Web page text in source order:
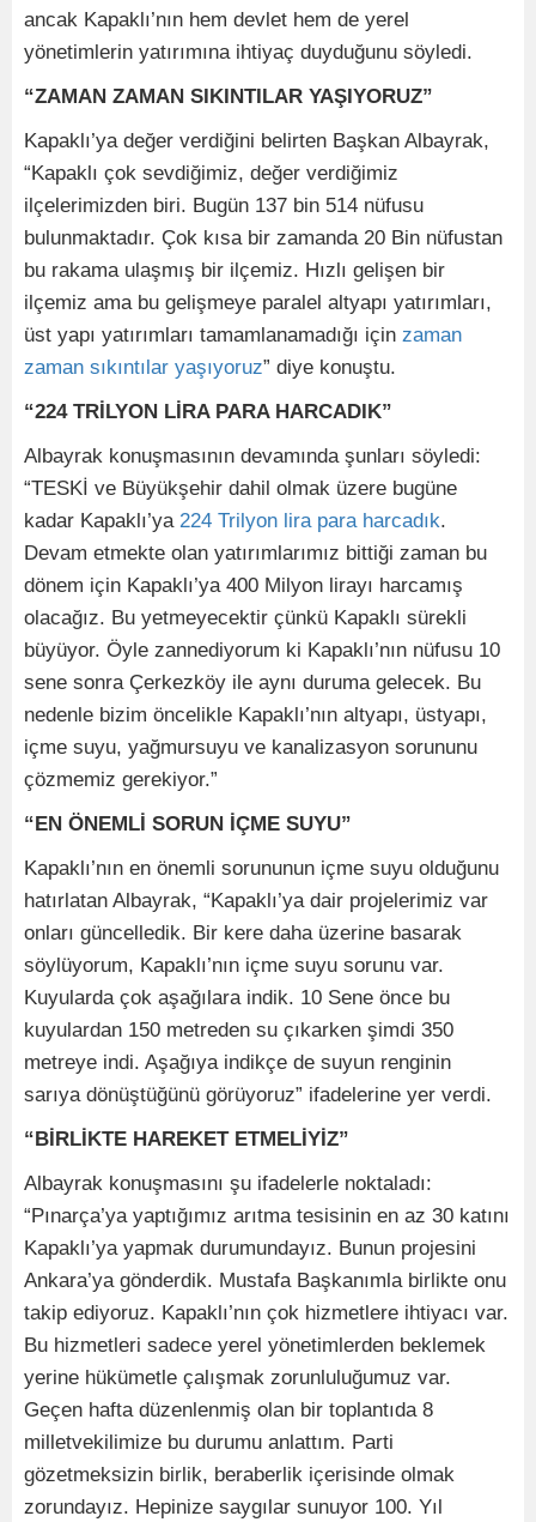
ancak Kapaklı’nın hem devlet hem de yerel
yönetimlerin yatırımına ihtiyaç duyduğunu söyledi.
“ZAMAN ZAMAN SIKINTILAR YAŞIYORUZ”
Kapaklı’ya değer verdiğini belirten Başkan Albayrak,
“Kapaklı çok sevdiğimiz, değer verdiğimiz
ilçelerimizden biri. Bugün 137 bin 514 nüfusu
bulunmaktadır. Çok kısa bir zamanda 20 Bin nüfustan
bu rakama ulaşmış bir ilçemiz. Hızlı gelişen bir
ilçemiz ama bu gelişmeye paralel altyapı yatırımları,
üst yapı yatırımları tamamlanamadığı için zaman
zaman sıkıntılar yaşıyoruz” diye konuştu.
“224 TRİLYON LİRA PARA HARCADIK”
Albayrak konuşmasının devamında şunları söyledi:
“TESKİ ve Büyükşehir dahil olmak üzere bugüne
kadar Kapaklı’ya 224 Trilyon lira para harcadık.
Devam etmekte olan yatırımlarımız bittiği zaman bu
dönem için Kapaklı’ya 400 Milyon lirayı harcamış
olacağız. Bu yetmeyecektir çünkü Kapaklı sürekli
büyüyor. Öyle zannediyorum ki Kapaklı’nın nüfusu 10
sene sonra Çerkezköy ile aynı duruma gelecek. Bu
nedenle bizim öncelikle Kapaklı’nın altyapı, üstyapı,
içme suyu, yağmursuyu ve kanalizasyon sorununu
çözmemiz gerekiyor.”
“EN ÖNEMLİ SORUN İÇME SUYU”
Kapaklı’nın en önemli sorununun içme suyu olduğunu
hatırlatan Albayrak, “Kapaklı’ya dair projelerimiz var
onları güncelledik. Bir kere daha üzerine basarak
söylüyorum, Kapaklı’nın içme suyu sorunu var.
Kuyularda çok aşağılara indik. 10 Sene önce bu
kuyulardan 150 metreden su çıkarken şimdi 350
metreye indi. Aşağıya indikçe de suyun renginin
sarıya dönüştüğünü görüyoruz” ifadelerine yer verdi.
“BİRLİKTE HAREKET ETMELİYİZ”
Albayrak konuşmasını şu ifadelerle noktaladı:
“Pınarça’ya yaptığımız arıtma tesisinin en az 30 katını
Kapaklı’ya yapmak durumundayız. Bunun projesini
Ankara’ya gönderdik. Mustafa Başkanımla birlikte onu
takip ediyoruz. Kapaklı’nın çok hizmetlere ihtiyacı var.
Bu hizmetleri sadece yerel yönetimlerden beklemek
yerine hükümetle çalışmak zorunluluğumuz var.
Geçen hafta düzenlenmiş olan bir toplantıda 8
milletvekilimize bu durumu anlattım. Parti
gözetmeksizin birlik, beraberlik içerisinde olmak
zorundayız. Hepinize saygılar sunuyor 100. Yıl